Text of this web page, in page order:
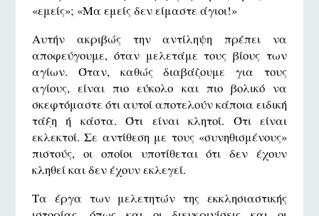
«εμείς»; «Μα εμείς δεν είμαστε άγιοι!»
Αυτήν ακριβώς την αντίληψη πρέπει να
αποφεύγουμε, όταν μελετάμε τους βίους των
αγίων. Όταν, καθώς διαβάζουμε για τους
αγίους, είναι πιο εύκολο και πιο βολικό να
σκεφτόμαστε ότι αυτοί αποτελούν κάποια ειδική
τάξη ή κάστα. Ότι είναι κλητοί. Ότι είναι
εκλεκτοί. Σε αντίθεση με τους «συνηθισμένους»
πιστούς, οι οποίοι υποτίθεται ότι δεν έχουν
κληθεί και δεν έχουν εκλεγεί.
Τα έργα των μελετητών της εκκλησιαστικής